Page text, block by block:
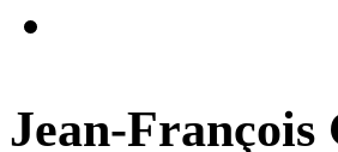
Jean-François